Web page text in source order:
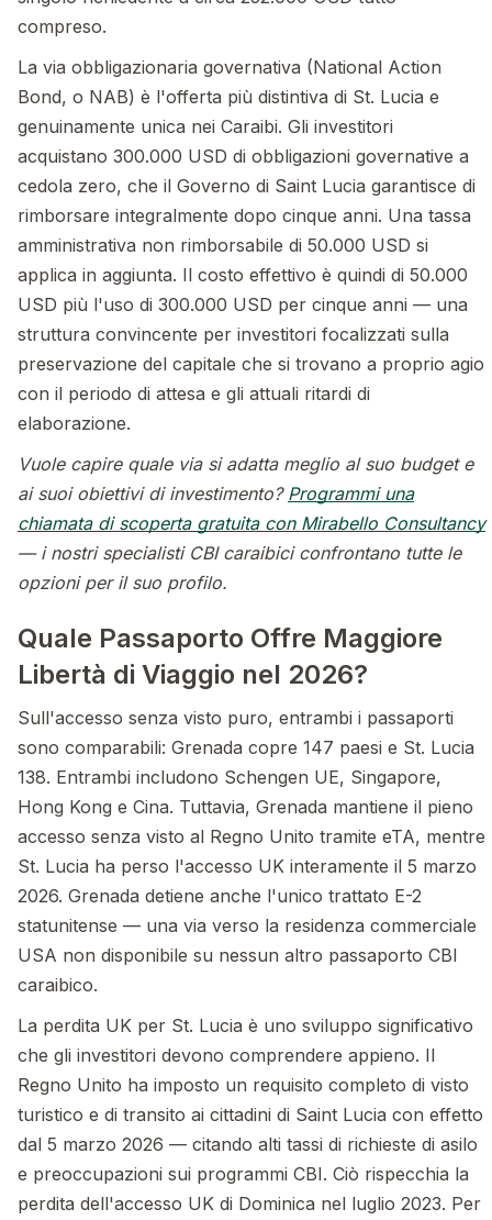
compreso.
La via obbligazionaria governativa (National Action
Bond, o NAB) è l'offerta più distintiva di St. Lucia e
genuinamente unica nei Caraibi. Gli investitori
acquistano 300.000 USD di obbligazioni governative a
cedola zero, che il Governo di Saint Lucia garantisce di
rimborsare integralmente dopo cinque anni. Una tassa
amministrativa non rimborsabile di 50.000 USD si
applica in aggiunta. Il costo effettivo è quindi di 50.000
USD più l'uso di 300.000 USD per cinque anni — una
struttura convincente per investitori focalizzati sulla
preservazione del capitale che si trovano a proprio agio
con il periodo di attesa e gli attuali ritardi di
elaborazione.
Vuole capire quale via si adatta meglio al suo budget e
ai suoi obiettivi di investimento? Programmi una
chiamata di scoperta gratuita con Mirabello Consultancy
— i nostri specialisti CBI caraibici confrontano tutte le
opzioni per il suo profilo.
Quale Passaporto Offre Maggiore
Libertà di Viaggio nel 2026?
Sull'accesso senza visto puro, entrambi i passaporti
sono comparabili: Grenada copre 147 paesi e St. Lucia
138. Entrambi includono Schengen UE, Singapore,
Hong Kong e Cina. Tuttavia, Grenada mantiene il pieno
accesso senza visto al Regno Unito tramite eTA, mentre
St. Lucia ha perso l'accesso UK interamente il 5 marzo
2026. Grenada detiene anche l'unico trattato E-2
statunitense — una via verso la residenza commerciale
USA non disponibile su nessun altro passaporto CBI
caraibico.
La perdita UK per St. Lucia è uno sviluppo significativo
che gli investitori devono comprendere appieno. Il
Regno Unito ha imposto un requisito completo di visto
turistico e di transito ai cittadini di Saint Lucia con effetto
dal 5 marzo 2026 — citando alti tassi di richieste di asilo
e preoccupazioni sui programmi CBI. Ciò rispecchia la
perdita dell'accesso UK di Dominica nel luglio 2023. Per